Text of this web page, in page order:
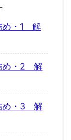
め・1 解
め・2 解
め・3 解